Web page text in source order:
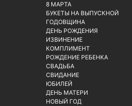
8 МАРТА
БУКЕТЫ НА ВЫПУСКНОЙ
ГОДОВЩИНА
ДЕНЬ РОЖДЕНИЯ
ИЗВИНЕНИЕ
КОМПЛИМЕНТ
РОЖДЕНИЕ РЕБЕНКА
СВАДЬБА
СВИДАНИЕ
ЮБИЛЕЙ
ДЕНЬ МАТЕРИ
НОВЫЙ ГОД